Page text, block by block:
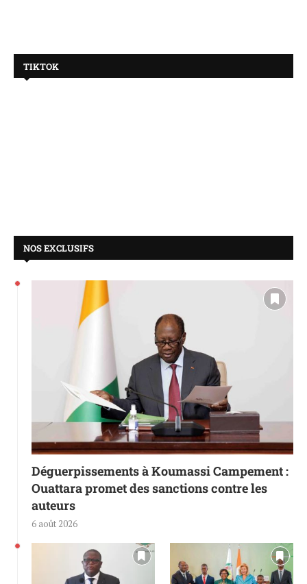
TIKTOK
NOS EXCLUSIFS
Déguerpissements à Koumassi Campement :
Ouattara promet des sanctions contre les
auteurs
6 août 2026